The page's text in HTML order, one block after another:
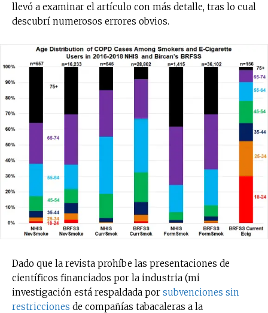
llevó a examinar el artículo con más detalle, tras lo cual
descubrí numerosos errores obvios.
Dado que la revista prohíbe las presentaciones de
científicos financiados por la industria (mi
investigación está respaldada por subvenciones sin
restricciones de compañías tabacaleras a la